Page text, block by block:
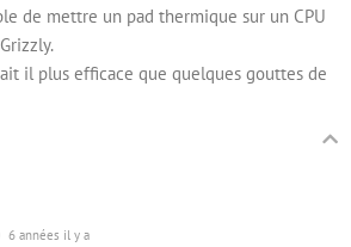
de mettre un pad thermique sur un CPU
il plus efficace que quelques gouttes de
6 années il y a